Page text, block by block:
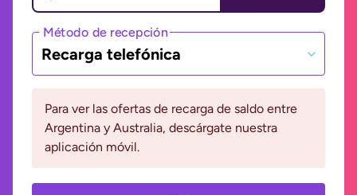
Método de recepción
Recarga telefónica
Para ver las ofertas de recarga de saldo entre
Argentina y Australia, descárgate nuestra
aplicación móvil.